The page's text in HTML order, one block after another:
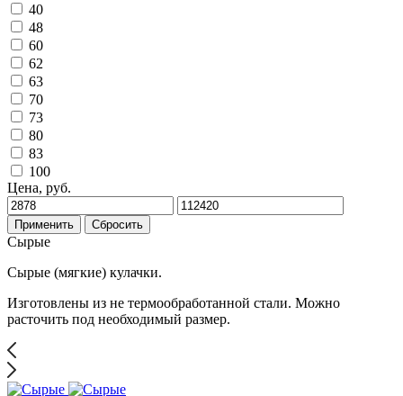
40
48
60
62
63
70
73
80
83
100
Цена, руб.
Применить Сбросить
Сырые
Сырые (мягкие) кулачки.
Изготовлены из не термообработанной стали. Можно
расточить под необходимый размер.